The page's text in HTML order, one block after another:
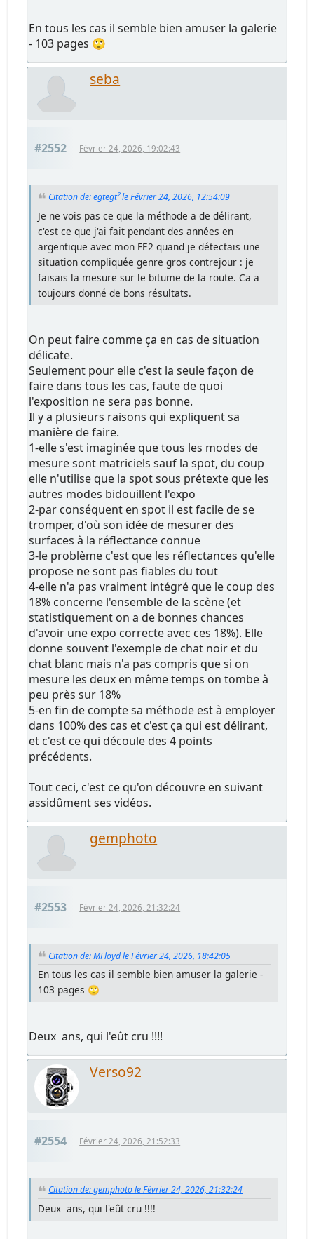
En tous les cas il semble bien amuser la galerie
- 103 pages 🙄
seba
#2552 Février 24, 2026, 19:02:43
Citation de: egtegt² le Février 24, 2026, 12:54:09
Je ne vois pas ce que la méthode a de délirant,
c'est ce que j'ai fait pendant des années en
argentique avec mon FE2 quand je détectais une
situation compliquée genre gros contrejour : je
faisais la mesure sur le bitume de la route. Ca a
toujours donné de bons résultats.
On peut faire comme ça en cas de situation
délicate.
Seulement pour elle c'est la seule façon de
faire dans tous les cas, faute de quoi
l'exposition ne sera pas bonne.
Il y a plusieurs raisons qui expliquent sa
manière de faire.
1-elle s'est imaginée que tous les modes de
mesure sont matriciels sauf la spot, du coup
elle n'utilise que la spot sous prétexte que les
autres modes bidouillent l'expo
2-par conséquent en spot il est facile de se
tromper, d'où son idée de mesurer des
surfaces à la réflectance connue
3-le problème c'est que les réflectances qu'elle
propose ne sont pas fiables du tout
4-elle n'a pas vraiment intégré que le coup des
18% concerne l'ensemble de la scène (et
statistiquement on a de bonnes chances
d'avoir une expo correcte avec ces 18%). Elle
donne souvent l'exemple de chat noir et du
chat blanc mais n'a pas compris que si on
mesure les deux en même temps on tombe à
peu près sur 18%
5-en fin de compte sa méthode est à employer
dans 100% des cas et c'est ça qui est délirant,
et c'est ce qui découle des 4 points
précédents.
Tout ceci, c'est ce qu'on découvre en suivant
assidûment ses vidéos.
gemphoto
#2553 Février 24, 2026, 21:32:24
Citation de: MFloyd le Février 24, 2026, 18:42:05
En tous les cas il semble bien amuser la galerie -
103 pages 🙄
Deux ans, qui l'eût cru !!!!
Verso92
#2554 Février 24, 2026, 21:52:33
Citation de: gemphoto le Février 24, 2026, 21:32:24
Deux ans, qui l'eût cru !!!!